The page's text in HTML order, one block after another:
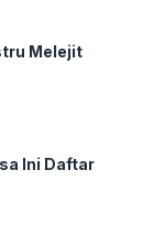
Melejit
Ini Daftar